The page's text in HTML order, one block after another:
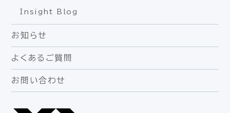
Insight Blog
お知らせ
よくあるご質問
お問い合わせ